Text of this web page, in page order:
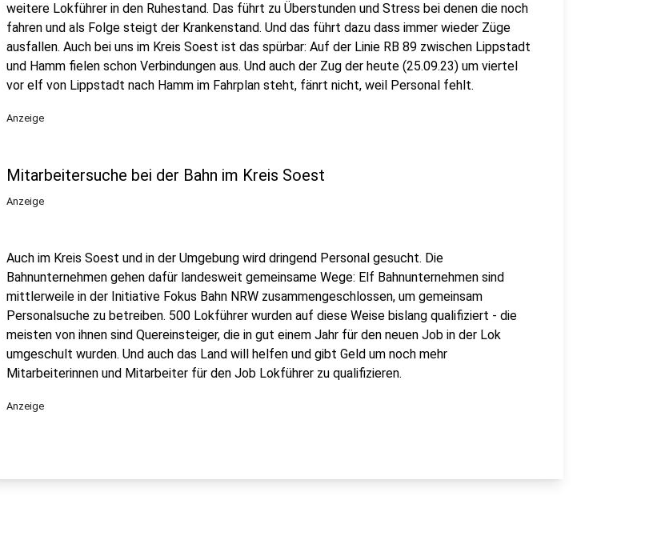
weitere Lokführer in den Ruhestand. Das führt zu Überstunden und Stress bei denen die noch
fahren und als Folge steigt der Krankenstand. Und das führt dazu dass immer wieder Züge
ausfallen. Auch bei uns im Kreis Soest ist das spürbar: Auf der Linie RB 89 zwischen Lippstadt
und Hamm fielen schon Verbindungen aus. Und auch der Zug der heute (25.09.23) um viertel
vor elf von Lippstadt nach Hamm im Fahrplan steht, fänrt nicht, weil Personal fehlt.
Anzeige
Mitarbeitersuche bei der Bahn im Kreis Soest
Anzeige
Auch im Kreis Soest und in der Umgebung wird dringend Personal gesucht. Die
Bahnunternehmen gehen dafür landesweit gemeinsame Wege: Elf Bahnunternehmen sind
mittlerweile in der Initiative Fokus Bahn NRW zusammengeschlossen, um gemeinsam
Personalsuche zu betreiben. 500 Lokführer wurden auf diese Weise bislang qualifiziert - die
meisten von ihnen sind Quereinsteiger, die in gut einem Jahr für den neuen Job in der Lok
umgeschult wurden. Und auch das Land will helfen und gibt Geld um noch mehr
Mitarbeiterinnen und Mitarbeiter für den Job Lokführer zu qualifizieren.
Anzeige